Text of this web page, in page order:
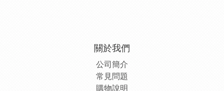
關於我們
公司簡介
常見問題
購物說明